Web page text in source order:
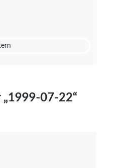
07-22“